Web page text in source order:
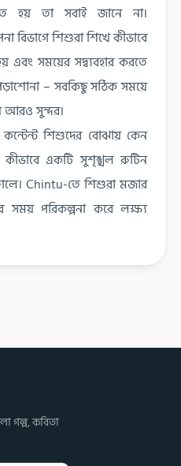
হয় তা সবাই জানে না।
বিভাগে শিশুরা শিখে কীভাবে
এবং সময়ের সদ্ব্যবহার করতে
– সবকিছু সঠিক সময়ে
আরও সুন্দর।
শিশুদের বোঝায় কেন
কীভাবে একটি সুশৃঙ্খল রুটিন
Chintu-তে শিশুরা মজার
সময় পরিকল্পনা করে লক্ষ্য
গল্প, কবিতা